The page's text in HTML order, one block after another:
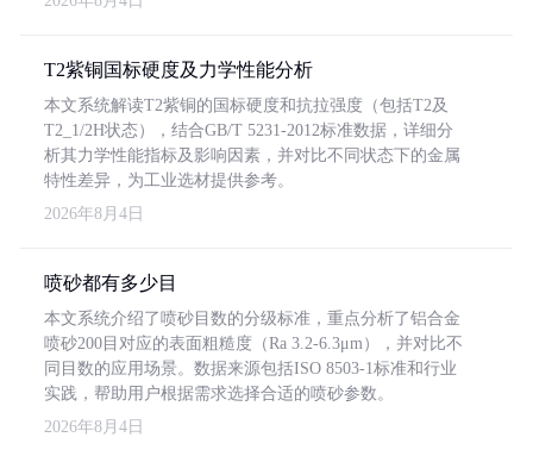
T2紫铜国标硬度及力学性能分析
本文系统解读T2紫铜的国标硬度和抗拉强度（包括T2及
T2_1/2H状态），结合GB/T 5231-2012标准数据，详细分
析其力学性能指标及影响因素，并对比不同状态下的金属
特性差异，为工业选材提供参考。
2026年8月4日
喷砂都有多少目
本文系统介绍了喷砂目数的分级标准，重点分析了铝合金
喷砂200目对应的表面粗糙度（Ra 3.2-6.3μm），并对比不
同目数的应用场景。数据来源包括ISO 8503-1标准和行业
实践，帮助用户根据需求选择合适的喷砂参数。
2026年8月4日